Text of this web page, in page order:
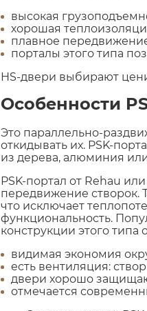
высокая
хорошая
плавное
порталы этого типа
HS-двери выбирают
Особенности
Это параллельно-
откидывать их. PSK-
из дерева, алюминия
PSK-портал от Rehau
передвижение створок.
что исключает
функциональность.
конструкции этого
видимая экономия
есть вентиляция:
двери хорошо
отмечается